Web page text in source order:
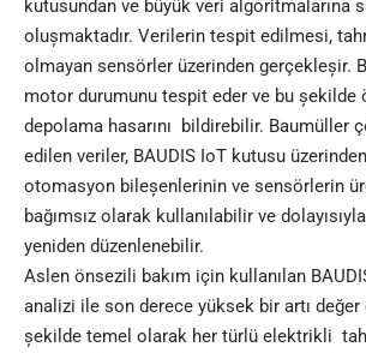
kutusundan ve büyük veri algoritmalarına
olușmaktadır. Verilerin tespit edilmesi,
olmayan sensörler üzerinden gerçekleșir.
motor durumunu tespit eder ve bu șekilde
depolama hasarını bildirebilir. Baumüller
edilen veriler, BAUDIS IoT kutusu
otomasyon bileșenlerinin ve sensörlerin
bağımsız olarak kullanılabilir ve
yeniden düzenlenebilir.
Aslen önsezili bakım için kullanılan
analizi ile son derece yüksek bir artı değer
șekilde temel olarak her türlü elektrikli